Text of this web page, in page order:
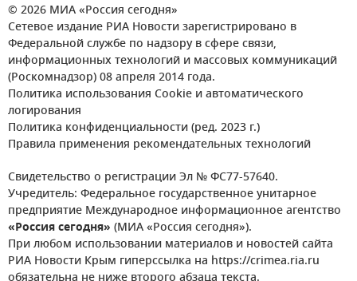
© 2026 МИА «Россия сегодня»
Сетевое издание РИА Новости зарегистрировано в
Федеральной службе по надзору в сфере связи,
информационных технологий и массовых коммуникаций
(Роскомнадзор) 08 апреля 2014 года.
Политика использования Cookie и автоматического
логирования
Политика конфиденциальности (ред. 2023 г.)
Правила применения рекомендательных технологий
Свидетельство о регистрации Эл № ФС77-57640.
Учредитель: Федеральное государственное унитарное
предприятие Международное информационное агентство
«Россия сегодня» (МИА «Россия сегодня»).
При любом использовании материалов и новостей сайта
РИА Новости Крым гиперссылка на https://crimea.ria.ru